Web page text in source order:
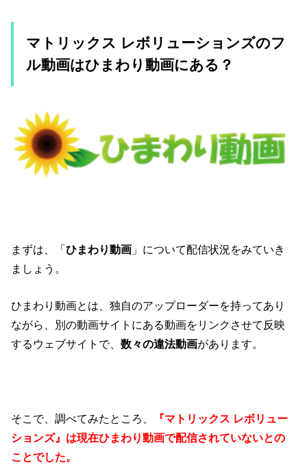
マトリックス レボリューションズのフ
ル動画はひまわり動画にある？
まずは、「ひまわり動画 」について配信状況をみていき
ましょう。
ひまわり動画とは、独自のアップローダーを持ってあり
ながら、別の動画サイトにある動画をリンクさせて反映
するウェブサイトで、数々の違法動画があります。
そこで、調べてみたところ、
『マトリックス レボリュー
ションズ』は現在ひまわり動画で配信されていないとの
ことでした。